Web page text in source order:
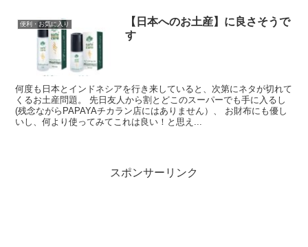
便利・お気に入り
【日本へのお土産】に良さそうで
す
何度も日本とインドネシアを行き来していると、次第にネタが切れて
くるお土産問題。 先日友人から割とどこのスーパーでも手に入るし
(残念ながらPAPAYAチカラン店にはありません）、 お財布にも優し
いし、何より使ってみてこれは良い！と思え...
スポンサーリンク